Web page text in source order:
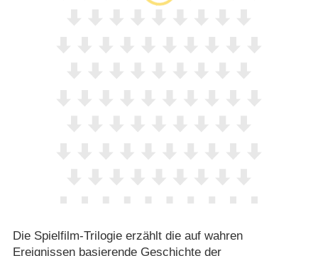
Die Spielfilm-Trilogie erzählt die auf wahren
Ereignissen basierende Geschichte der